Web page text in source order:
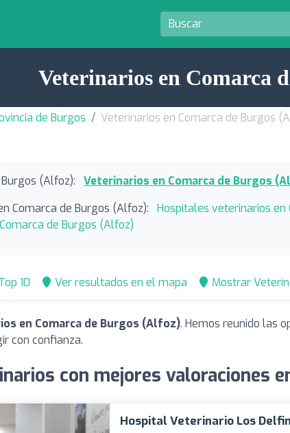
Veterinarios en Comarca
de Burgos Veterinarios en Comarca de Burgos
(Alfoz):
Veterinarios en Comarca de Burgos
Comarca de Burgos (Alfoz):
Hospitales veterinarios
de Burgos (Alfoz)
10 Ver resultados en el mapa Mostrar
en Comarca de Burgos (Alfoz). Hemos reunido las
con confianza.
con mejores valoraciones
Hospital Veterinario Los